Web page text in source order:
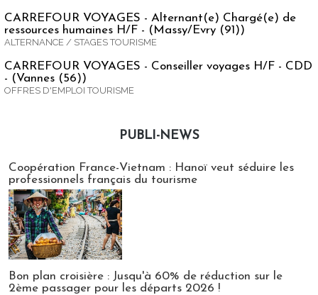
CARREFOUR VOYAGES - Alternant(e) Chargé(e) de
ressources humaines H/F - (Massy/Evry (91))
ALTERNANCE / STAGES TOURISME
CARREFOUR VOYAGES - Conseiller voyages H/F - CDD
- (Vannes (56))
OFFRES D'EMPLOI TOURISME
PUBLI-NEWS
Coopération France-Vietnam : Hanoï veut séduire les
professionnels français du tourisme
Bon plan croisière : Jusqu'à 60% de réduction sur le
2ème passager pour les départs 2026 !